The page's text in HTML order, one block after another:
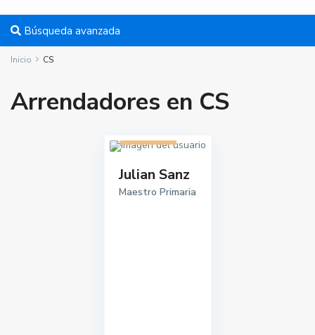
Búsqueda avanzada
Inicio CS
Arrendadores en CS
Julian Sanz
Maestro Primaria